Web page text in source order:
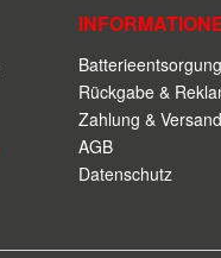
Batterieentsorgung
Rückgabe &
Zahlung & Versand
AGB
Datenschutz